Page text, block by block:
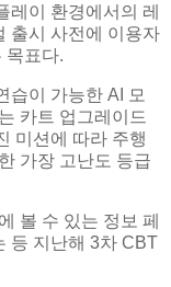
레이 환경에서의 레
출시 사전에 이용자
목표다.
습이 가능한 AI 모
카트 업그레이드
미션에 따라 주행
가장 고난도 등급
볼 수 있는 정보 페
등 지난해 3차 CBT